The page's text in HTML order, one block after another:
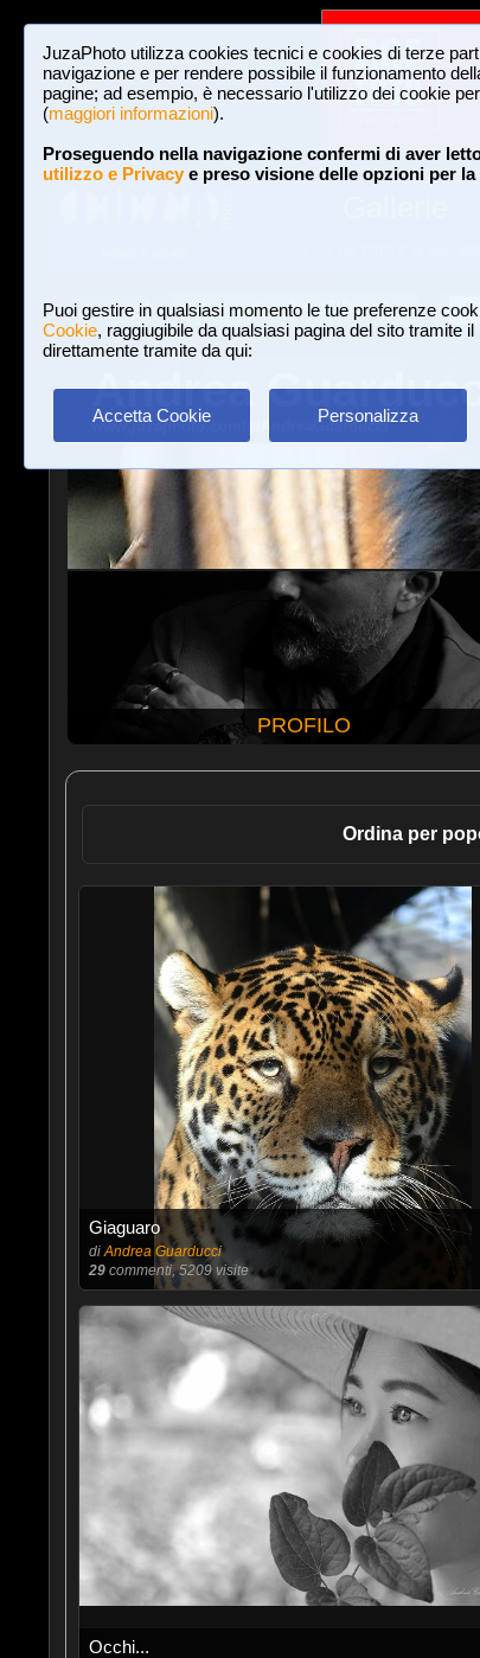
JuzaPhoto utilizza cookies tecnici e cookies di terze
navigazione e per rendere possibile il funzionamento
pagine; ad esempio, è necessario l'utilizzo dei cookie
(maggiori informazioni).
Proseguendo nella navigazione confermi di aver
utilizzo e Privacye preso visione delle opzioni per
Puoi gestire in qualsiasi momento le tue preferenze
Cookie, raggiugibile da qualsiasi pagina del sito tramite
direttamente tramite da qui:
Accetta Cookie Personalizza
Login Iscriviti a JuzaPhoto! A
Andrea
www.juzaphoto.com/p/AndreaGuarducci
PROFILO
Ordina per
Giaguaro
diAndrea Guarducci
29commenti, 5209 visite
Occhi...